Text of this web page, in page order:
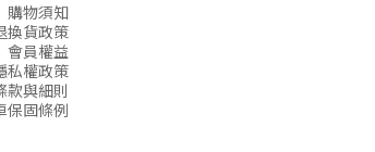
購物須知
換貨政策
會員權益
私權政策
款與細則
保固條例